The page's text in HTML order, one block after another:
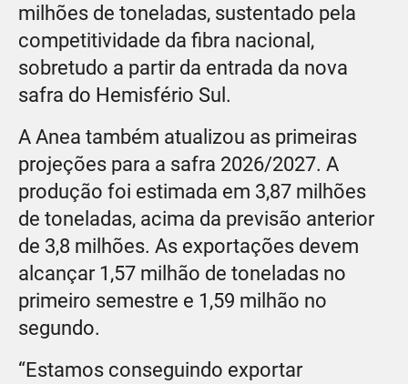
milhões de toneladas, sustentado pela
competitividade da fibra nacional,
sobretudo a partir da entrada da nova
safra do Hemisfério Sul.
A Anea também atualizou as primeiras
projeções para a safra 2026/2027. A
produção foi estimada em 3,87 milhões
de toneladas, acima da previsão anterior
de 3,8 milhões. As exportações devem
alcançar 1,57 milhão de toneladas no
primeiro semestre e 1,59 milhão no
segundo.
“Estamos conseguindo exportar